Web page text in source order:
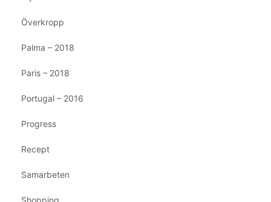
Överkropp
Palma – 2018
Paris – 2018
Portugal – 2016
Progress
Recept
Samarbeten